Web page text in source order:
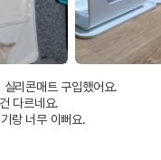
리콘매트 구입했어요.
다르네요.
랑 너무 이뻐요.